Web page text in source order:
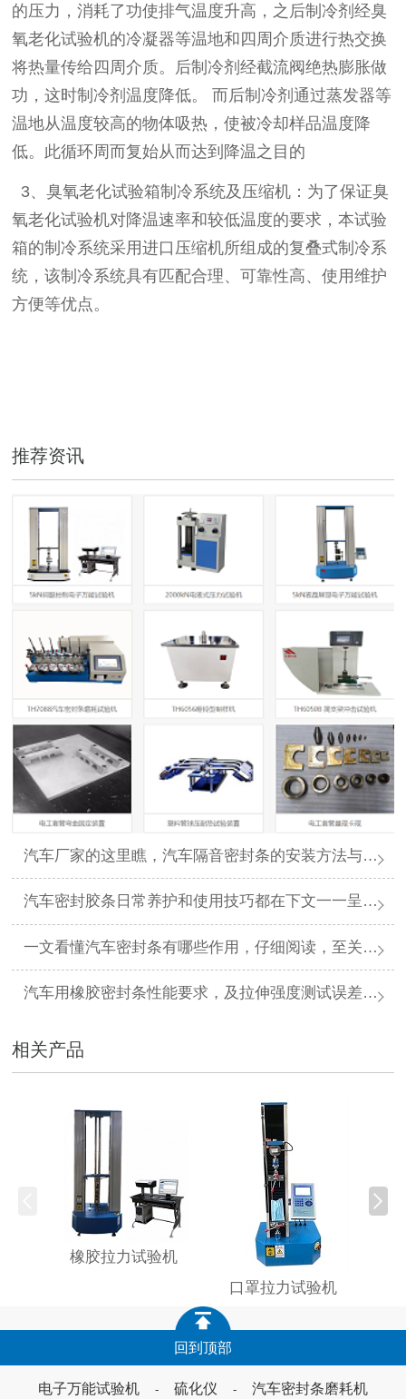
的压力，消耗了功使排气温度升高，之后制冷剂经臭
氧老化试验机的冷凝器等温地和四周介质进行热交换
将热量传给四周介质。后制冷剂经截流阀绝热膨胀做
功，这时制冷剂温度降低。
而后制冷剂通过蒸发器等
温地从温度较高的物体吸热，使被冷却样品温度降
低。此循环周而复始从而达到降温之目的
3、臭氧老化试验箱制冷系统及压缩机：为了保证臭
氧老化试验机对降温速率和较低温度的要求，本试验
箱的制冷系统采用进口压缩机所组成的复叠式制冷系
统，该制冷系统具有匹配合理、可靠性高、使用维护
方便等优点。
推荐资讯
汽车厂家的这里瞧，汽车隔音密封条的安装方法与步骤看下文一目了然哦
汽车密封胶条日常养护和使用技巧都在下文一一呈现哦
一文看懂汽车密封条有哪些作用，仔细阅读，至关重要哦！
汽车用橡胶密封条性能要求，及拉伸强度测试误差案例分析
相关产品
橡胶拉力试验机
口罩拉力试验机
回到顶部
电子万能试验机 - 硫化仪 - 汽车密封条磨耗机